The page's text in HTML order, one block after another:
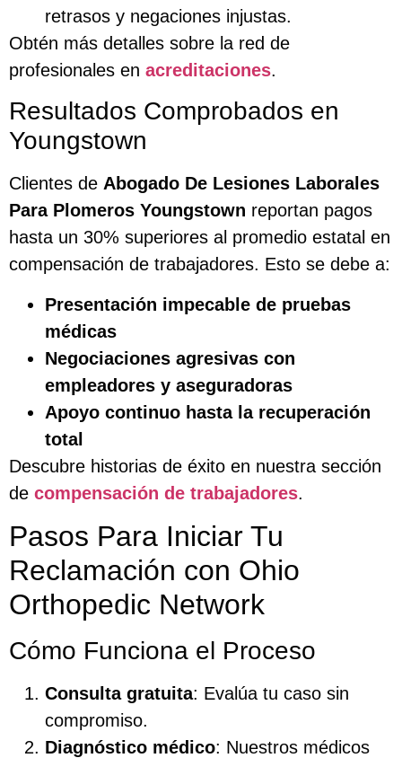
retrasos y negaciones injustas.
Obtén más detalles sobre la red de
profesionales en acreditaciones.
Resultados Comprobados en
Youngstown
Clientes de Abogado De Lesiones Laborales
Para Plomeros Youngstown reportan pagos
hasta un 30% superiores al promedio estatal en
compensación de trabajadores. Esto se debe a:
Presentación impecable de pruebas
médicas
Negociaciones agresivas con
empleadores y aseguradoras
Apoyo continuo hasta la recuperación
total
Descubre historias de éxito en nuestra sección
de compensación de trabajadores.
Pasos Para Iniciar Tu
Reclamación con Ohio
Orthopedic Network
Cómo Funciona el Proceso
Consulta gratuita: Evalúa tu caso sin
compromiso.
Diagnóstico médico: Nuestros médicos